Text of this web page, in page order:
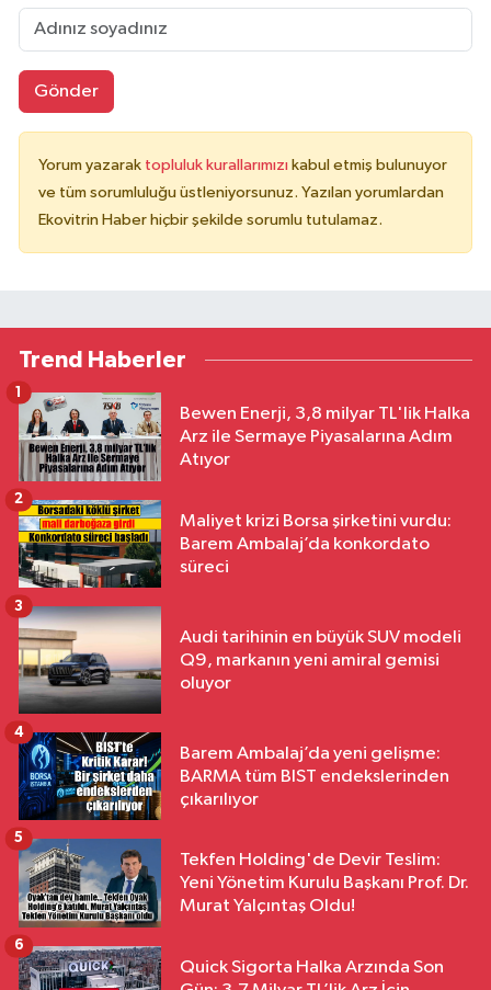
Gönder
Yorum yazarak topluluk kurallarımızı kabul etmiş bulunuyor
ve tüm sorumluluğu üstleniyorsunuz. Yazılan yorumlardan
Ekovitrin Haber hiçbir şekilde sorumlu tutulamaz.
Trend Haberler
Bewen Enerji, 3,8 milyar TL'lik Halka
Arz ile Sermaye Piyasalarına Adım
Atıyor
1
Maliyet krizi Borsa şirketini vurdu:
Barem Ambalaj’da konkordato
süreci
2
Audi tarihinin en büyük SUV modeli
Q9, markanın yeni amiral gemisi
oluyor
3
Barem Ambalaj’da yeni gelişme:
BARMA tüm BIST endekslerinden
çıkarılıyor
4
Tekfen Holding'de Devir Teslim:
Yeni Yönetim Kurulu Başkanı Prof. Dr.
Murat Yalçıntaş Oldu!
5
Quick Sigorta Halka Arzında Son
6